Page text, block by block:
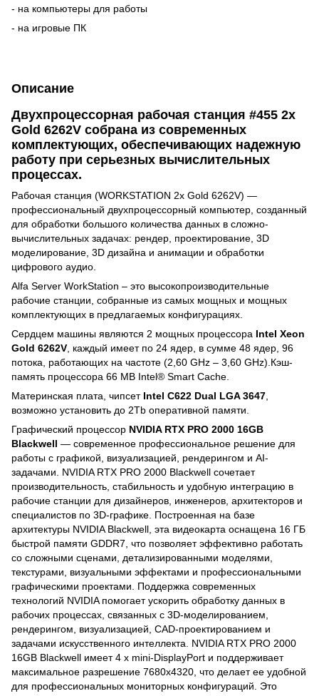
- на компьютеры для работы
- на игровые ПК
Описание
Двухпроцессорная рабочая станция #455 2x
Gold 6262V собрана из современных
комплектующих, обеспечивающих надежную
работу при серьезных вычислительных
процессах.
Рабочая станция (WORKSTATION 2x Gold 6262V) —
профессиональный двухпроцессорный компьютер, созданный
для обработки большого количества данных в сложно-
вычислительных задачах: рендер, проектирование, 3D
моделирование, 3D дизайна и анимации и обработки
цифрового аудио.
Alfa Server WorkStation – это высокопроизводительные
рабочие станции, собранные из самых мощных и мощных
комплектующих в предлагаемых конфигурациях.
Сердцем машины являются 2 мощных процессора Intel Xeon
Gold 6262V, каждый имеет по 24 ядер, в сумме 48 ядер, 96
потока, работающих на частоте (2,60 GHz – 3,60 GHz).Кэш-
память процессора 66 MB Intel® Smart Cache.
Материнская плата, чипсет Intel C622 Dual LGA 3647,
возможно установить до 2Tb оперативной памяти.
Графический процессор NVIDIA RTX PRO 2000 16GB
Blackwell — современное профессиональное решение для
работы с графикой, визуализацией, рендерингом и AI-
задачами. NVIDIA RTX PRO 2000 Blackwell сочетает
производительность, стабильность и удобную интеграцию в
рабочие станции для дизайнеров, инженеров, архитекторов и
специалистов по 3D-графике. Построенная на базе
архитектуры NVIDIA Blackwell, эта видеокарта оснащена 16 ГБ
быстрой памяти GDDR7, что позволяет эффективно работать
со сложными сценами, детализированными моделями,
текстурами, визуальными эффектами и профессиональными
графическими проектами. Поддержка современных
технологий NVIDIA помогает ускорить обработку данных в
рабочих процессах, связанных с 3D-моделированием,
рендерингом, визуализацией, CAD-проектированием и
задачами искусственного интеллекта. NVIDIA RTX PRO 2000
16GB Blackwell имеет 4 x mini-DisplayPort и поддерживает
максимальное разрешение 7680x4320, что делает ее удобной
для профессиональных мониторных конфигураций. Это